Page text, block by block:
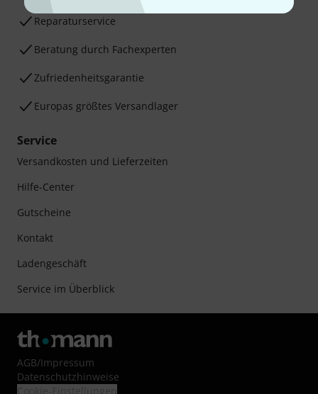
Reparaturservice
Beratung durch Fachexperten
Zufriedenheitsgarantie
Europas größtes Versandlager
Service
Versandkosten und Lieferzeiten
Hilfe-Center
Gutscheine
Kontakt
Ladengeschäft
Service im Überblick
AGB/Impressum
Datenschutzhinweise